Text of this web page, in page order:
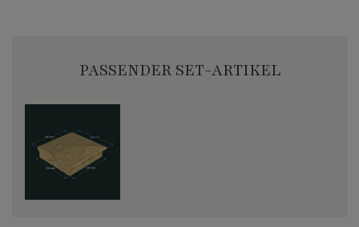
PASSENDER SET-ARTIKEL